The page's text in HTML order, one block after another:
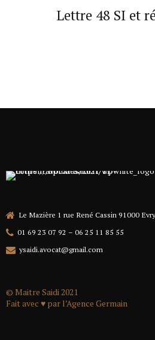
Lettre 48 SI et
Le Mazière 1 rue René Cassin 91000
01 69 23 07 92 – 06 25 11 85 55
ysaidi.avocat@gmail.com
© Maitre Saidi 2021
Fait avec ♥ par l’Agence Germain